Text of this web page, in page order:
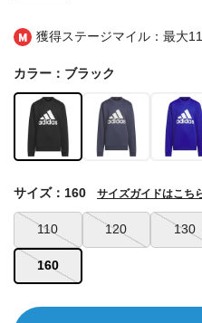
獲得ステージマイル：最大
カラー：ブラック
110 120 130
160
サイズ：160 サイズガイドはこち